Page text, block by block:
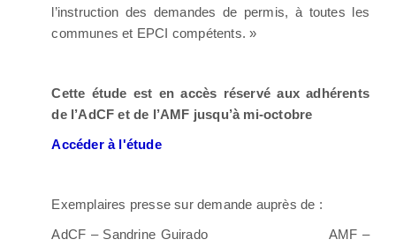
l’instruction des demandes de permis, à toutes les
communes et EPCI compétents. »
Cette étude est en accès réservé aux adhérents
de l’AdCF et de l’AMF jusqu’à mi-octobre
Accéder à l'étude
Exemplaires presse sur demande auprès de :
AdCF – Sandrine Guirado AMF –